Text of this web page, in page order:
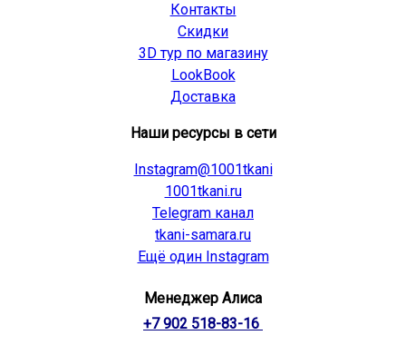
Контакты
Скидки
3D тур по магазину
LookBook
Доставка
Наши ресурсы в сети
Instagram@1001tkani
1001tkani.ru
Telegram канал
tkani-samara.ru
Ещё один Instagram
Менеджер Алиса
+7 902 518-83-16